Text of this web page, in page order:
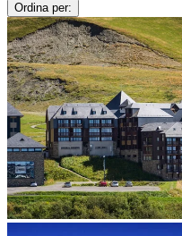
Ordina per: